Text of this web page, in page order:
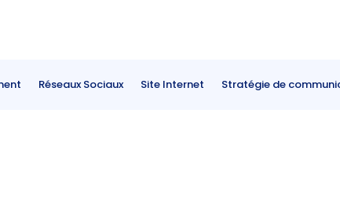
Réseaux Sociaux Site Internet Stratégie de